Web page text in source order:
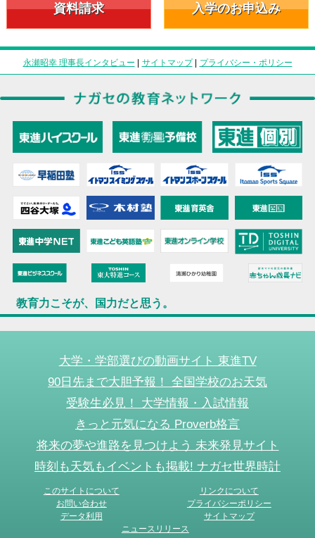
資料請求 入学のお申込み
永瀬昭幸 理事長インタビュー | サイトマップ| プライバシー・ポリシー
教育力こそが、国力だと思う。
大学・学部選びの動画サイト 東進TV
90日先まで大胆予報！ 全国学校のお天気
受験生必見！ 大学情報・入試情報
きっと元気になる Proverb格言
将来の夢や進路を見つけよう 未来発見サイト
時刻も天気もイベントも掲載! ナガセ世界時計
このサイトについて
リンクについて
お問い合わせ
プライバシーポリシー
データ利用
サイトマップ
ニュースリリース